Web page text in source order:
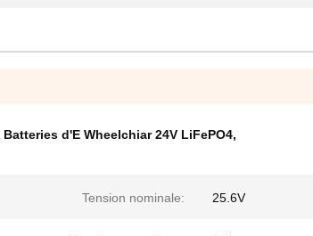
Batteries d'E Wheelchiar 24V LiFePO4,
Tension nominale: 25.6V